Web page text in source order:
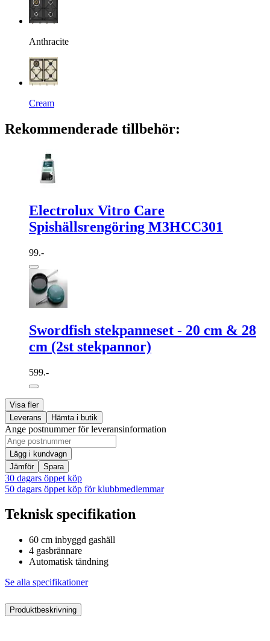
Anthracite
Cream
Rekommenderade tillbehör:
Electrolux Vitro Care
Spishällsrengöring M3HCC301
99.-
Swordfish stekpanneset - 20 cm & 28
cm (2st stekpannor)
599.-
Visa fler
Leverans
Hämta i butik
Ange postnummer för leveransinformation
Lägg i kundvagn
Jämför
Spara
30 dagars öppet köp
50 dagars öppet köp för klubbmedlemmar
Teknisk specifikation
60 cm inbyggd gashäll
4 gasbrännare
Automatisk tändning
Se alla specifikationer
Produktbeskrivning